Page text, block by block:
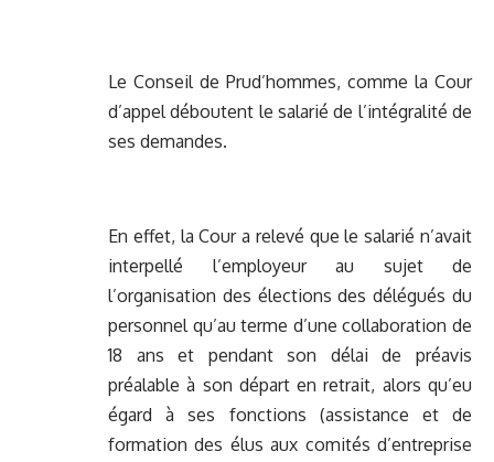
Le Conseil de Prud’hommes, comme la Cour
d’appel déboutent le salarié de l’intégralité de
ses demandes.
En effet, la Cour a relevé que le salarié n’avait
interpellé l’employeur au sujet de
l’organisation des élections des délégués du
personnel qu’au terme d’une collaboration de
18 ans et pendant son délai de préavis
préalable à son départ en retrait, alors qu’eu
égard à ses fonctions (assistance et de
formation des élus aux comités d’entreprise